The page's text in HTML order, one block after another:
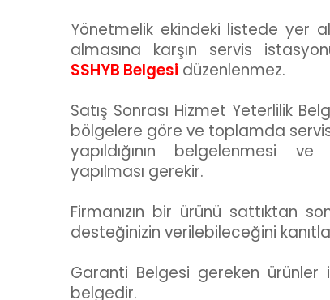
Yönetmelik ekindeki listede yer
almasına karşın servis
SSHYB Belgesi düzenlenmez.
Satış Sonrası Hizmet Yeterlilik
bölgelere göre ve toplamda
yapıldığının belgelenmesi
yapılması gerekir.
Firmanızın bir ürünü sattıktan
desteğinizin verilebileceğini
Garanti Belgesi gereken ürünler
belgedir.